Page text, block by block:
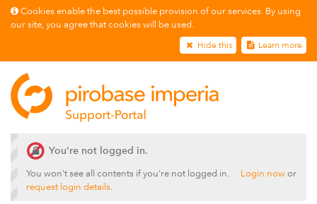
Cookies enable the best possible provision of our services. By using
our site, you agree that cookies will be used.
Hide this Learn more
You're not logged in.
You won't see all contents if you're not logged in. Login nowor
request login details.